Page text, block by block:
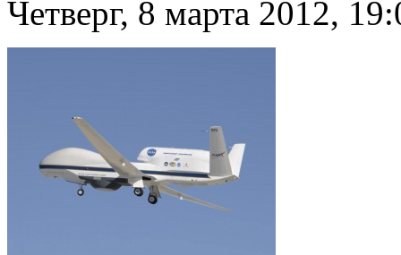
Четверг, 8 марта 2012,